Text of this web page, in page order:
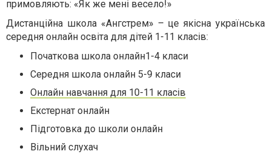
примовляють: «Як же мені весело!»
Дистанційна школа «Ангстрем» – це якісна українська
середня онлайн освіта для дітей 1-11 класів:
Початкова школа онлайн1-4 класи
Середня школа онлайн 5-9 класи
Онлайн навчання для 10-11 класів
Екстернат онлайн
Підготовка до школи онлайн
Вільний слухач